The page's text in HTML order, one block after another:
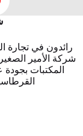
رائدون في تجارة
شركة الأمير
المكتبات